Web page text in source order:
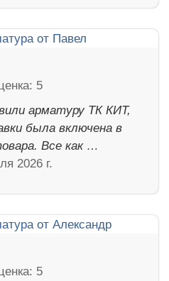
арматуру ТК КИТ,
была включена в
Все как …
2026 г.